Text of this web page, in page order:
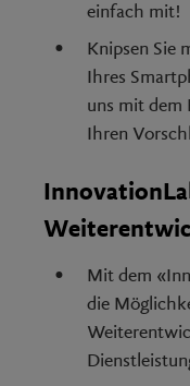
einfach mit!
Knipsen Sie
Ihres
uns mit dem
Ihren
Mit dem
die